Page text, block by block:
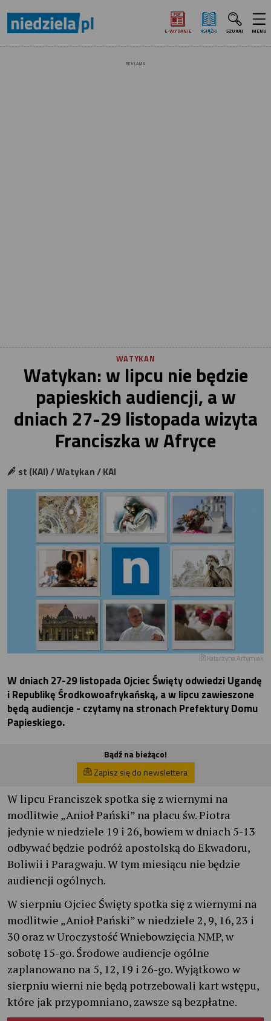
E‑WYDANIE KSIĄŻKI SZUKAJ MENU
REKLAMA
WATYKAN
Watykan: w lipcu nie będzie
papieskich audiencji, a w
dniach 27-29 listopada wizyta
Franciszka w Afryce
st (KAI) / Watykan / KAI
Katarzyna Artymiak
W dniach 27-29 listopada Ojciec Święty odwiedzi Ugandę
i Republikę Środkowoafrykańską, a w lipcu zawieszone
będą audiencje - czytamy na stronach Prefektury Domu
Papieskiego.
Bądź na bieżąco!
Zapisz się do newslettera
W lipcu Franciszek spotka się z wiernymi na
modlitwie „Anioł Pański” na placu św. Piotra
jedynie w niedziele 19 i 26, bowiem w dniach 5-13
odbywać będzie podróż apostolską do Ekwadoru,
Boliwii i Paragwaju. W tym miesiącu nie będzie
audiencji ogólnych.
W sierpniu Ojciec Święty spotka się z wiernymi na
modlitwie „Anioł Pański” w niedziele 2, 9, 16, 23 i
30 oraz w Uroczystość Wniebowzięcia NMP, w
sobotę 15-go. Środowe audiencje ogólne
zaplanowano na 5, 12, 19 i 26-go. Wyjątkowo w
sierpniu wierni nie będą potrzebowali kart wstępu,
które jak przypomniano, zawsze są bezpłatne.